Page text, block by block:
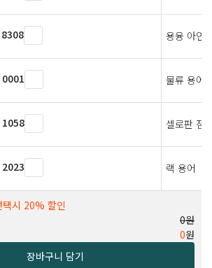
용융 아연
물류 용어
셀로판 점
랙 용어
택시 20% 할인
0원
0원
장바구니 담기